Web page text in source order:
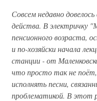
Совсем недавно
действа. В электричку
пенсионного возраста,
и по-хозяйски начала
станции - от
что просто так не
исполнять песни,
проблематикой. В этот